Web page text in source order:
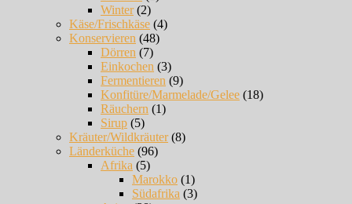
Winter(2)
Käse/Frischkäse (4)
Konservieren (48)
Dörren (7)
Einkochen (3)
Fermentieren (9)
Konfitüre/Marmelade/Gelee (18)
Räuchern (1)
Sirup (5)
Kräuter/Wildkräuter(8)
Länderküche (96)
Afrika (5)
Marokko (1)
Südafrika (3)